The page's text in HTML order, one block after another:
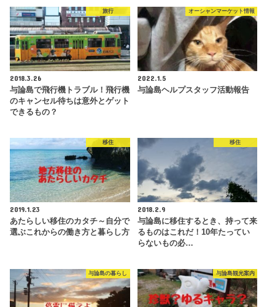
旅行
2018.3.26
与論島で飛行機トラブル！飛行機
のキャンセル待ちは意外とゲット
できるもの？
オーシャンマーケット情報
2022.1.5
与論島ヘルプスタッフ活動報告
移住
2019.1.23
あたらしい移住のカタチ～自分で
選ぶこれからの働き方と暮らし方
移住
2018.2.9
与論島に移住するとき、持って来
るものはこれだ！10年たってい
らないもの必…
与論島の暮らし 与論島観光案内